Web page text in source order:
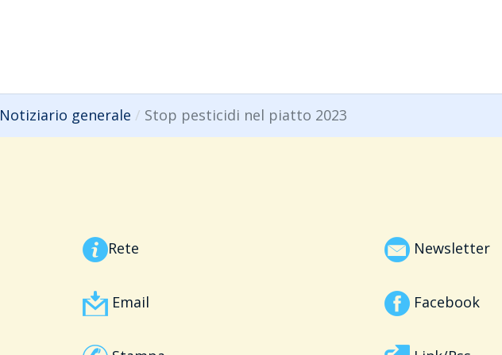
Notiziario generale Stop pesticidi nel piatto 2023
Rete
Email
Newsletter
Facebook